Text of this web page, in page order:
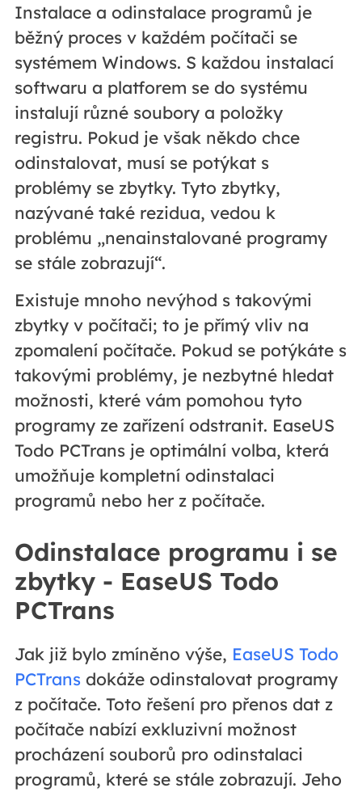
Instalace a odinstalace programů je
běžný proces v každém počítači se
systémem Windows. S každou instalací
softwaru a platforem se do systému
instalují různé soubory a položky
registru. Pokud je však někdo chce
odinstalovat, musí se potýkat s
problémy se zbytky. Tyto zbytky,
nazývané také rezidua, vedou k
problému „nenainstalované programy
se stále zobrazují“.
Existuje mnoho nevýhod s takovými
zbytky v počítači; to je přímý vliv na
zpomalení počítače. Pokud se potýkáte s
takovými problémy, je nezbytné hledat
možnosti, které vám pomohou tyto
programy ze zařízení odstranit. EaseUS
Todo PCTrans je optimální volba, která
umožňuje kompletní odinstalaci
programů nebo her z počítače.
Odinstalace programu i se
zbytky - EaseUS Todo
PCTrans
Jak již bylo zmíněno výše, EaseUS Todo
PCTrans dokáže odinstalovat programy
z počítače. Toto řešení pro přenos dat z
počítače nabízí exkluzivní možnost
procházení souborů pro odinstalaci
programů, které se stále zobrazují. Jeho